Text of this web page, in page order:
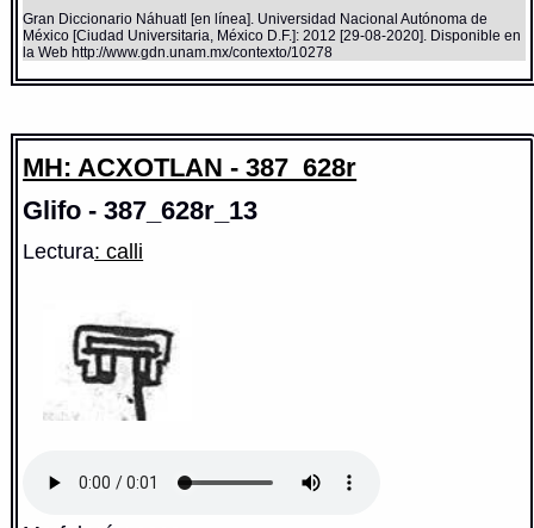
Gran Diccionario Náhuatl [en línea]. Universidad Nacional Autónoma de
México [Ciudad Universitaria, México D.F.]: 2012 [29-08-2020]. Disponible en
la Web http://www.gdn.unam.mx/contexto/10278
MH: ACXOTLAN - 387_628r
Glifo - 387_628r_13
Lectura: calli